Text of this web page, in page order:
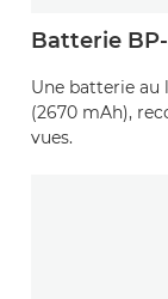
Batterie
Une batterie
(2670 mAh),
vues.